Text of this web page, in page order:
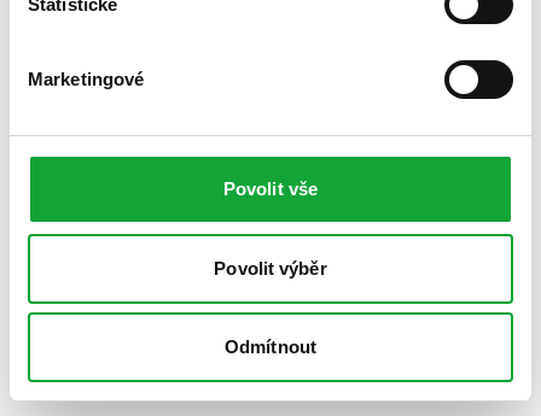
Statistické
Marketingové
Povolit vše
Povolit výběr
Odmítnout